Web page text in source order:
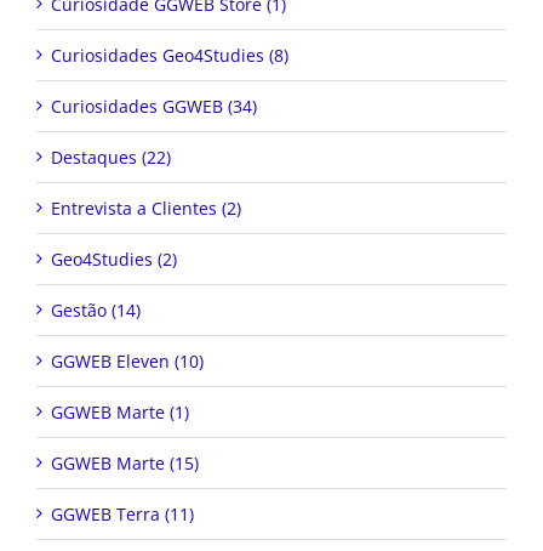
Curiosidades Geo4Studies (8)
Curiosidades GGWEB (34)
Destaques (22)
Entrevista a Clientes (2)
Geo4Studies (2)
Gestão (14)
GGWEB Eleven (10)
GGWEB Marte (1)
GGWEB Marte (15)
GGWEB Terra (11)